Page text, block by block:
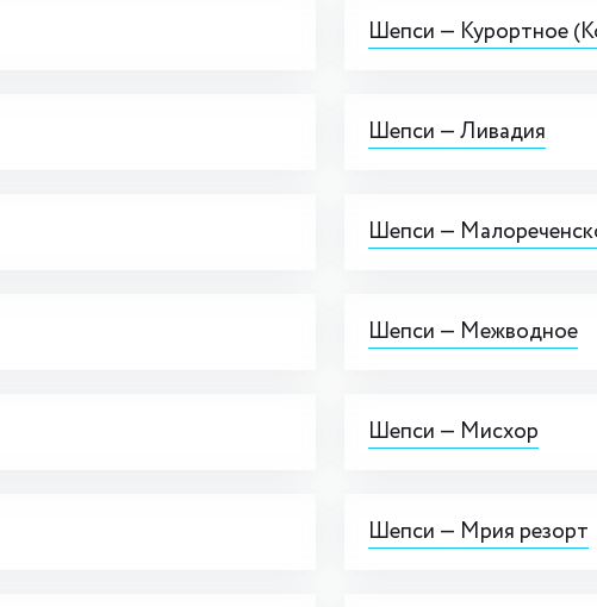
Шепси — Курортное
Шепси — Ливадия
Шепси —
Шепси — Межводное
Шепси — Мисхор
Шепси — Мрия резорт